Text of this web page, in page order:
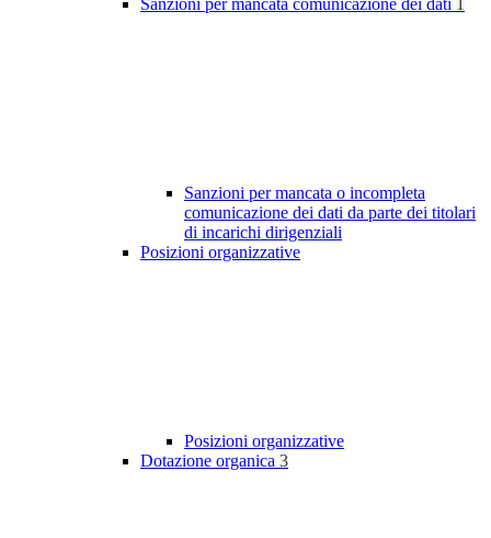
Sanzioni per mancata comunicazione dei dati 1
Sanzioni per mancata o incompleta
comunicazione dei dati da parte dei titolari
di incarichi dirigenziali
Posizioni organizzative
Posizioni organizzative
Dotazione organica 3